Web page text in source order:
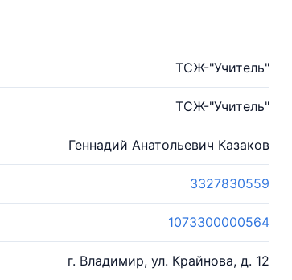
ТСЖ-"Учитель"
ТСЖ-"Учитель"
Геннадий Анатольевич Казаков
3327830559
1073300000564
г. Владимир, ул. Крайнова, д. 12